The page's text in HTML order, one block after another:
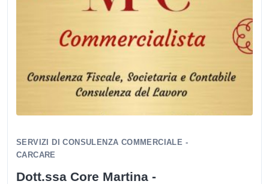
SERVIZI DI CONSULENZA COMMERCIALE -
CARCARE
Dott.ssa Core Martina -